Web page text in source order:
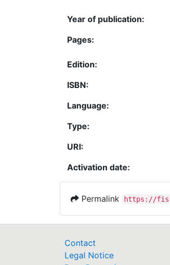
Year of publication:
Pages:
Edition:
ISBN:
Language:
Type:
URI:
Activation date:
Permalink https://
Contact
Legal Notice